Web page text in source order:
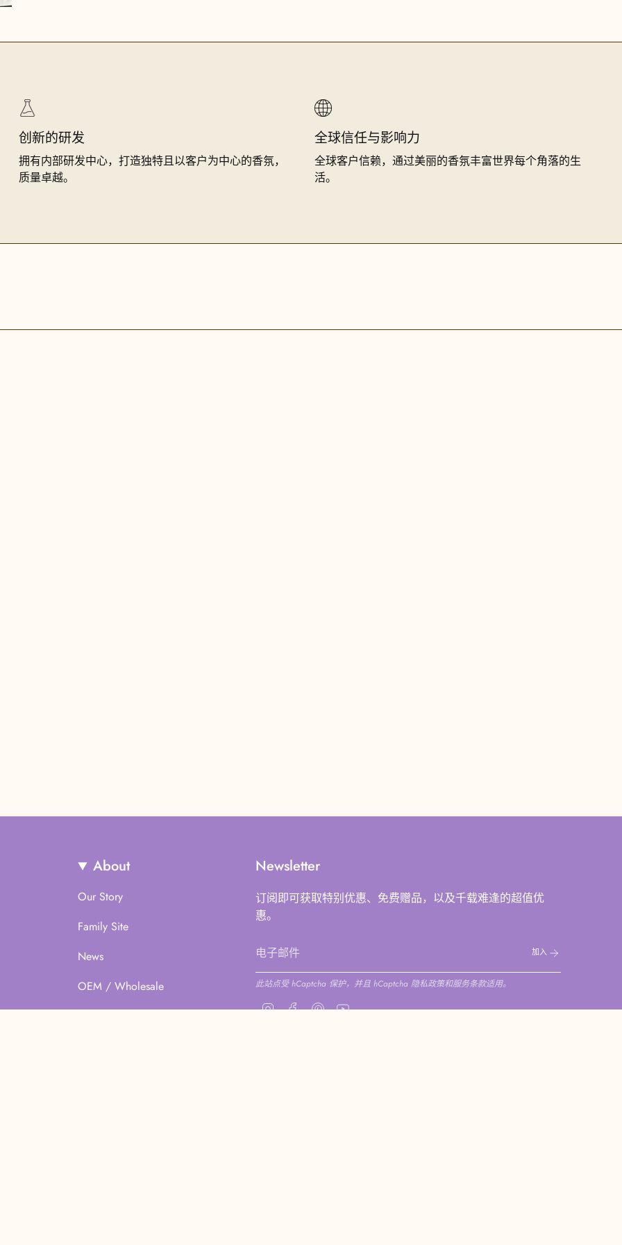
创新的研发
拥有内部研发中心，打造独特且以客户为中心的香氛，
质量卓越。
全球信任与影响力
全球客户信赖，通过美丽的香氛丰富世界每个角落的生
活。
About
Our Story
Family Site
News
OEM / Wholesale
Newsletter
订阅即可获取特别优惠、免费赠品，以及千载难逢的超值优
惠。
加入
此站点受 hCaptcha 保护，并且 hCaptcha 隐私政策和服务条款适用。
InstagramFacebookPinterestYouTube